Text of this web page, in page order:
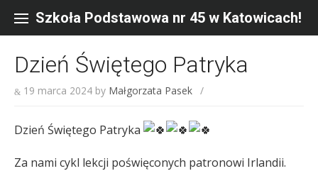
content
Szkoła Podstawowa nr 45 w Katowicach!
Dzień Świętego Patryka
19 marca 2024 by Małgorzata Pasek /
Dzień Świętego Patryka
Za nami cykl lekcji poświęconych patronowi Irlandii.